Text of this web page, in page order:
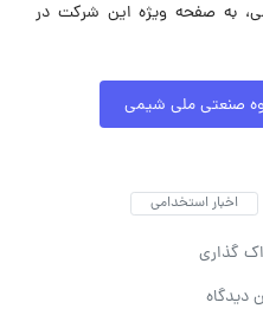
به صفحه ویژه این شرکت در
صنعتی ملی شیمی
اخبار استخدامی
گذاری
دیدگاه